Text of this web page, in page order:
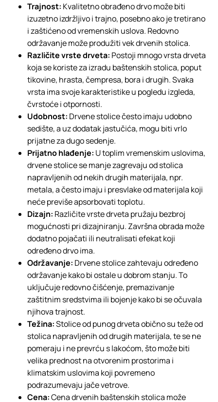
Trajnost: Kvalitetno obrađeno drvo može biti
izuzetno izdržljivo i trajno, posebno ako je tretirano
i zaštićeno od vremenskih uslova. Redovno
održavanje može produžiti vek drvenih stolica.
Različite vrste drveta: Postoji mnogo vrsta drveta
koja se koriste za izradu baštenskih stolica, poput
tikovine, hrasta, čempresa, bora i drugih. Svaka
vrsta ima svoje karakteristike u pogledu izgleda,
čvrstoće i otpornosti.
Udobnost: Drvene stolice često imaju udobno
sedište, a uz dodatak jastučića, mogu biti vrlo
prijatne za dugo sedenje.
Prijatno hlađenje: U toplim vremenskim uslovima,
drvene stolice se manje zagrevaju od stolica
napravljenih od nekih drugih materijala, npr.
metala, a često imaju i presvlake od materijala koji
neće previše apsorbovati toplotu.
Dizajn: Različite vrste drveta pružaju bezbroj
mogućnosti pri dizajniranju. Završna obrada može
dodatno pojačati ili neutralisati efekat koji
određeno drvo ima.
Održavanje: Drvene stolice zahtevaju određeno
održavanje kako bi ostale u dobrom stanju. To
uključuje redovno čišćenje, premazivanje
zaštitnim sredstvima ili bojenje kako bi se očuvala
njihova trajnost.
Težina:Stolice od punog drveta obično su teže od
stolica napravljenih od drugih materijala, te se ne
pomeraju i ne prevrću s lakoćom, što može biti
velika prednost na otvorenim prostorima i
klimatskim uslovima koji povremeno
podrazumevaju jače vetrove.
Cena:Cena drvenih baštenskih stolica može